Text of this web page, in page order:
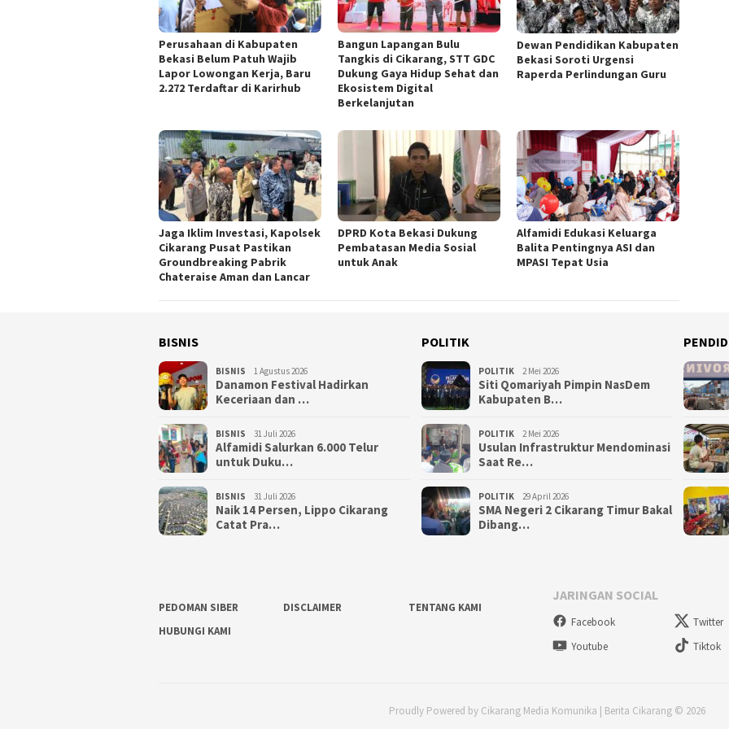
Perusahaan di Kabupaten
Bekasi Belum Patuh Wajib
Lapor Lowongan Kerja, Baru
2.272 Terdaftar di Karirhub
Bangun Lapangan Bulu
Tangkis di Cikarang, STT GDC
Dukung Gaya Hidup Sehat dan
Ekosistem Digital
Berkelanjutan
Dewan Pendidikan Kabupaten
Bekasi Soroti Urgensi
Raperda Perlindungan Guru
Jaga Iklim Investasi, Kapolsek
Cikarang Pusat Pastikan
Groundbreaking Pabrik
Chateraise Aman dan Lancar
DPRD Kota Bekasi Dukung
Pembatasan Media Sosial
untuk Anak
Alfamidi Edukasi Keluarga
Balita Pentingnya ASI dan
MPASI Tepat Usia
BISNIS
BISNIS 1 Agustus 2026
Danamon Festival Hadirkan
Keceriaan dan …
BISNIS 31 Juli 2026
Alfamidi Salurkan 6.000 Telur
untuk Duku…
BISNIS 31 Juli 2026
Naik 14 Persen, Lippo Cikarang
Catat Pra…
POLITIK
POLITIK 2 Mei 2026
Siti Qomariyah Pimpin NasDem
Kabupaten B…
POLITIK 2 Mei 2026
Usulan Infrastruktur Mendominasi
Saat Re…
POLITIK 29 April 2026
SMA Negeri 2 Cikarang Timur Bakal
Dibang…
PEDOMAN SIBER DISCLAIMER
TENTANG KAMI
HUBUNGI KAMI
JARINGAN SOCIAL
Facebook
Twitter
Youtube
Tiktok
Proudly Powered by Cikarang Media Komunika | Berita Cikarang © 2026